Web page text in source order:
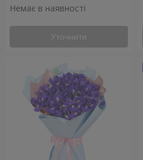
Немає в наявності
Уточнити